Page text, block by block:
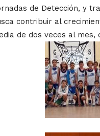
de Detección, y
contribuir al
de dos veces al